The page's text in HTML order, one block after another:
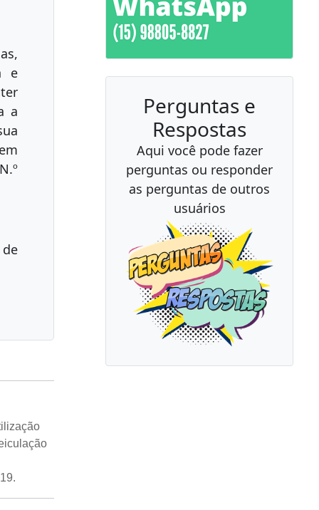
e
a
Perguntas e
Respostas
Aqui você pode fazer
perguntas ou responder
as perguntas de outros
usuários